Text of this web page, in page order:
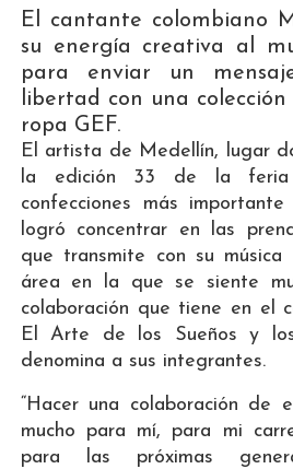
El cantante colombiano
su energía creativa al
para enviar un
libertad con una
ropa GEF.
El artista de Medellín, lugar
la edición 33 de la
confecciones más
logró concentrar en las
que transmite con su
área en la que se siente
colaboración que tiene en el
El Arte de los Sueños y los
denomina a sus integrantes.
“Hacer una colaboración de
mucho para mí, para mi
para las próximas